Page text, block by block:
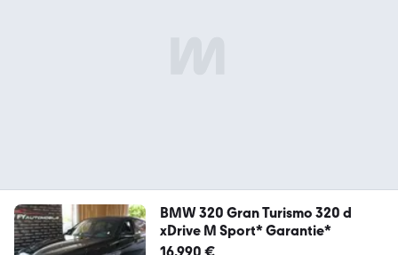
BMW 320 Gran Turismo 320 d
xDrive M Sport* Garantie*
16.990 €